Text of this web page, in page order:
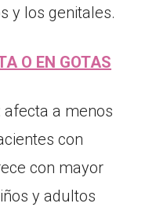
y los genitales.
O EN GOTAS
afecta a menos
con
con mayor
y adultos